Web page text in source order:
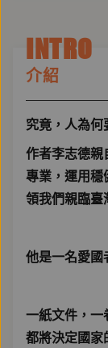
INTRO
介紹
究竟，人為何
作者李志德親
專業，運用穩
領我們親臨臺
他是一名愛國
一紙文件，一
都將決定國家